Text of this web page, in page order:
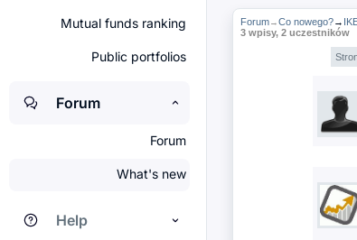
Mutual funds ranking
Public portfolios
Forum
Forum
What's new
Help
Forum→Co nowego?→
3 wpisy, 2 uczestników